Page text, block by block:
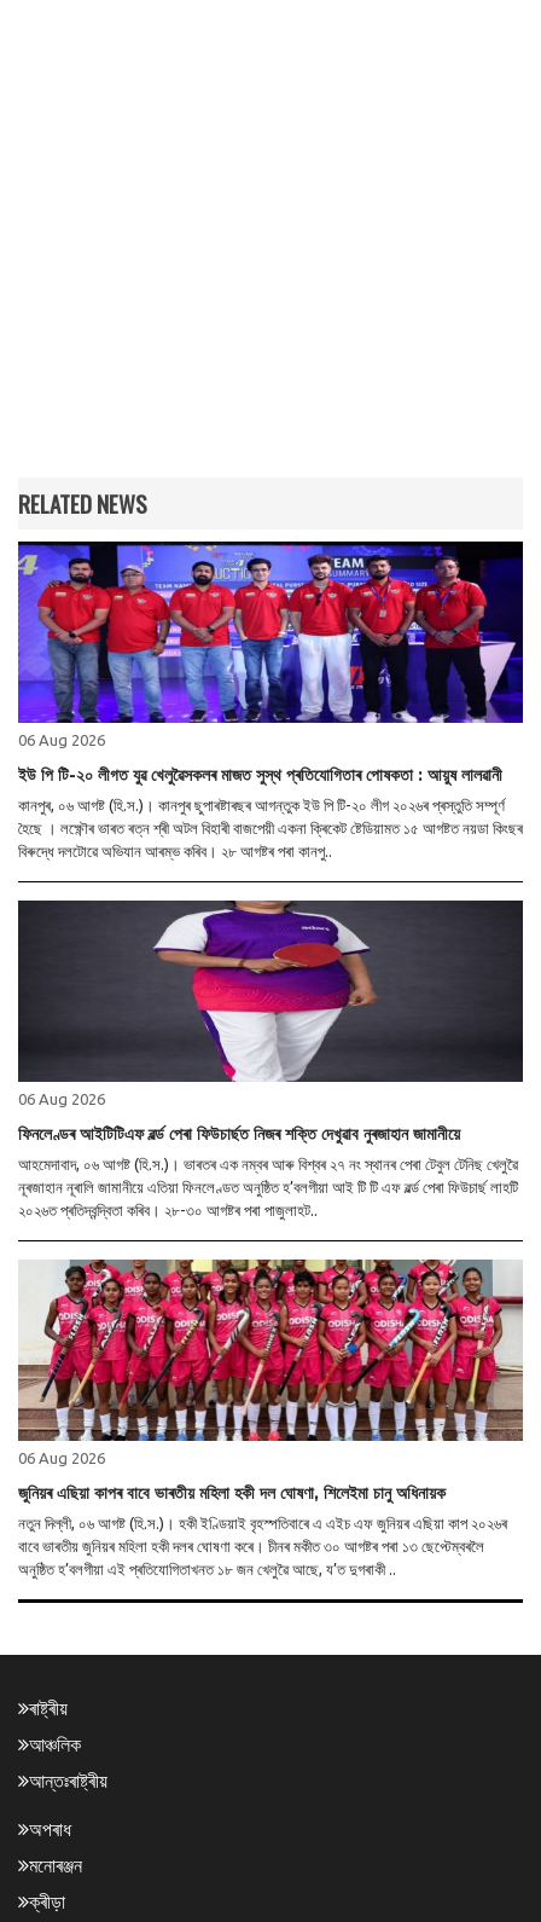
RELATED NEWS
06 Aug 2026
ইউ পি টি-২০ লীগত যুৱ খেলুৱৈসকলৰ মাজত সুস্থ প্ৰতিযোগিতাৰ পোষকতা : আয়ুষ লালৱানী
কানপুৰ, ০৬ আগষ্ট (হি.স.)। কানপুৰ ছুপাৰষ্টাৰছৰ আগন্তুক ইউ পি টি-২০ লীগ ২০২৬ৰ প্ৰস্তুতি সম্পূৰ্ণ
হৈছে । লক্ষ্ণৌৰ ভাৰত ৰত্ন শ্ৰী অটল বিহাৰী বাজপেয়ী একনা ক্ৰিকেট ষ্টেডিয়ামত ১৫ আগষ্টত নয়ডা কিংছৰ
বিৰুদ্ধে দলটোৱে অভিযান আৰম্ভ কৰিব। ২৮ আগষ্টৰ পৰা কানপু..
06 Aug 2026
ফিনলেণ্ডৰ আইটিটিএফ ৱৰ্ল্ড পেৰা ফিউচাৰ্ছত নিজৰ শক্তি দেখুৱাব নুৰজাহান জামানীয়ে
আহমেদাবাদ, ০৬ আগষ্ট (হি.স.)। ভাৰতৰ এক নম্বৰ আৰু বিশ্বৰ ২৭ নং স্থানৰ পেৰা টেবুল টেনিছ খেলুৱৈ
নূৰজাহান নূৰালি জামানীয়ে এতিয়া ফিনলেণ্ডত অনুষ্ঠিত হ’বলগীয়া আই টি টি এফ ৱৰ্ল্ড পেৰা ফিউচাৰ্ছ লাহটি
২০২৬ত প্ৰতিদ্বন্দ্বিতা কৰিব। ২৮-৩০ আগষ্টৰ পৰা পাজুলাহট..
06 Aug 2026
জুনিয়ৰ এছিয়া কাপৰ বাবে ভাৰতীয় মহিলা হকী দল ঘোষণা, শিলেইমা চানু অধিনায়ক
নতুন দিল্লী, ০৬ আগষ্ট (হি.স.)। হকী ইণ্ডিয়াই বৃহস্পতিবাৰে এ এইচ এফ জুনিয়ৰ এছিয়া কাপ ২০২৬ৰ
বাবে ভাৰতীয় জুনিয়ৰ মহিলা হকী দলৰ ঘোষণা কৰে। চীনৰ মকীত ৩০ আগষ্টৰ পৰা ১৩ ছেপ্টেম্বৰলৈ
অনুষ্ঠিত হ’বলগীয়া এই প্ৰতিযোগিতাখনত ১৮ জন খেলুৱৈ আছে, য’ত দুগৰাকী ..
ৰাষ্ট্ৰীয়
আঞ্চলিক
আন্তঃৰাষ্ট্ৰীয়
অপৰাধ
মনোৰঞ্জন
ক্ৰীড়া